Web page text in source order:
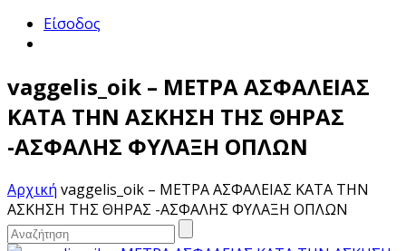
Είσοδος
vaggelis_oik – ΜΕΤΡΑ ΑΣΦΑΛΕΙΑΣ
ΚΑΤΑ ΤΗΝ ΑΣΚΗΣΗ ΤΗΣ ΘΗΡΑΣ
-ΑΣΦΑΛΗΣ ΦΥΛΑΞΗ ΟΠΛΩΝ
Αρχική vaggelis_oik – ΜΕΤΡΑ ΑΣΦΑΛΕΙΑΣ ΚΑΤΑ ΤΗΝ
ΑΣΚΗΣΗ ΤΗΣ ΘΗΡΑΣ -ΑΣΦΑΛΗΣ ΦΥΛΑΞΗ ΟΠΛΩΝ